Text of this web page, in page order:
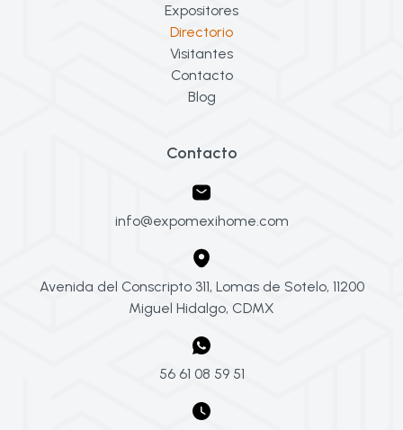
Expositores
Directorio
Visitantes
Contacto
Blog
Contacto
info@expomexihome.com
Avenida del Conscripto 311, Lomas de Sotelo, 11200
Miguel Hidalgo, CDMX
56 61 08 59 51